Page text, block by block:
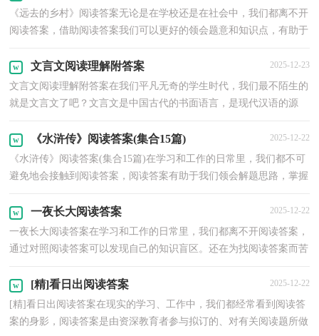
《远去的乡村》阅读答案无论是在学校还是在社会中，我们都离不开
阅读答案，借助阅读答案我们可以更好的领会题意和知识点，有助于
文言文阅读理解附答案 2025-12-23
文言文阅读理解附答案在我们平凡无奇的学生时代，我们最不陌生的
就是文言文了吧？文言文是中国古代的书面语言，是现代汉语的源
《水浒传》阅读答案(集合15篇) 2025-12-22
《水浒传》阅读答案(集合15篇)在学习和工作的日常里，我们都不可
避免地会接触到阅读答案，阅读答案有助于我们领会解题思路，掌握
一夜长大阅读答案 2025-12-22
一夜长大阅读答案在学习和工作的日常里，我们都离不开阅读答案，
通过对照阅读答案可以发现自己的知识盲区。还在为找阅读答案而苦
[精]看日出阅读答案 2025-12-22
[精]看日出阅读答案在现实的学习、工作中，我们都经常看到阅读答
案的身影，阅读答案是由资深教育者参与拟订的、对有关阅读题所做